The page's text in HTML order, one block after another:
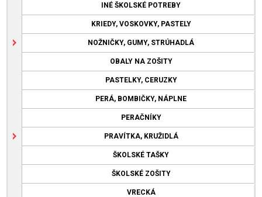
INÉ ŠKOLSKÉ POTREBY
KRIEDY, VOSKOVKY, PASTELY
NOŽNIČKY, GUMY, STRÚHADLÁ
OBALY NA ZOŠITY
PASTELKY, CERUZKY
PERÁ, BOMBIČKY, NÁPLNE
PERAČNÍKY
PRAVÍTKA, KRUŽIDLÁ
ŠKOLSKÉ TAŠKY
ŠKOLSKÉ ZOŠITY
VRECKÁ